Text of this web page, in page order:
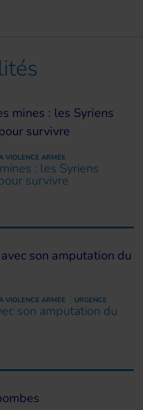
VIOLENCE ARMÉE
: les Syriens
survivre
VIOLENCE ARMÉE URGENCE
son amputation du